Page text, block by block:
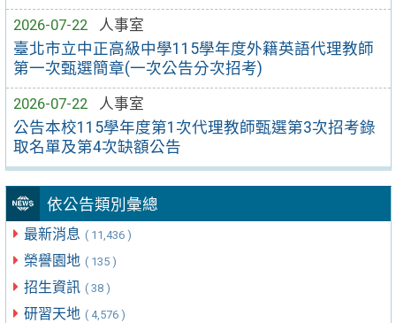
2026-07-22
人事室
臺北市立中正高級中學115學年度外籍英語代理教師
第一次甄選簡章(一次公告分次招考)
2026-07-22
人事室
公告本校115學年度第1次代理教師甄選第3次招考錄
取名單及第4次缺額公告
依公告類別彙總
最新消息 ( 11,436 )
榮譽園地 ( 135 )
招生資訊 ( 38 )
研習天地 ( 4,576 )